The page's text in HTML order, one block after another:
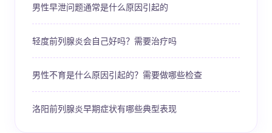
男性早泄问题通常是什么原因引起的
轻度前列腺炎会自己好吗？需要治疗吗
男性不育是什么原因引起的？需要做哪些检查
洛阳前列腺炎早期症状有哪些典型表现